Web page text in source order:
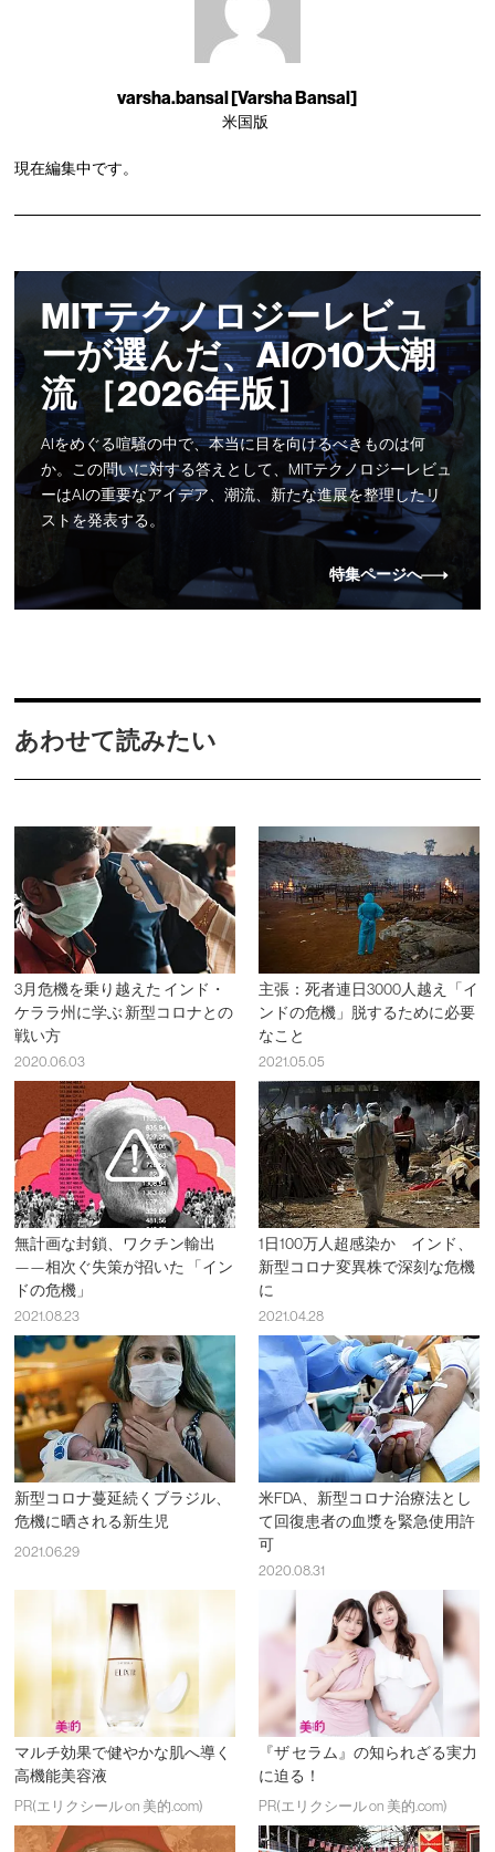
varsha.bansal [Varsha Bansal]
米国版
現在編集中です。
MITテクノロジーレビュ
ーが選んだ、AIの10大潮
流 ［2026年版］
AIをめぐる喧騒の中で、本当に目を向けるべきものは何
か。この問いに対する答えとして、MITテクノロジーレビュ
ーはAIの重要なアイデア、潮流、新たな進展を整理したリ
ストを発表する。
特集ページへ
あわせて読みたい
3月危機を乗り越えた インド・
ケララ州に学ぶ 新型コロナとの
戦い方
2020.06.03
主張：死者連日3000人越え「イ
ンドの危機」脱するために必要
なこと
2021.05.05
無計画な封鎖、ワクチン輸出
——相次ぐ失策が招いた 「イン
ドの危機」
2021.08.23
1日100万人超感染か インド、
新型コロナ変異株で深刻な危機
に
2021.04.28
新型コロナ蔓延続くブラジル、
危機に晒される新生児
2021.06.29
米FDA、新型コロナ治療法とし
て回復患者の血漿を緊急使用許
可
2020.08.31
マルチ効果で健やかな肌へ導く
高機能美容液
PR(エリクシール on 美的.com)
『ザ セラム』の知られざる実力
に迫る！
PR(エリクシール on 美的.com)